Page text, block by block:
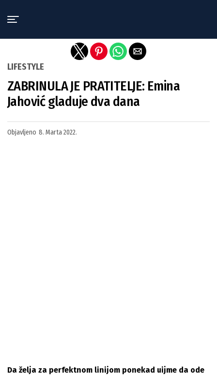
LIFESTYLE
ZABRINULA JE PRATITELJE: Emina
Jahović gladuje dva dana
Objavljeno 8. Marta 2022.
Da želja za perfektnom linijom ponekad uijme da ode